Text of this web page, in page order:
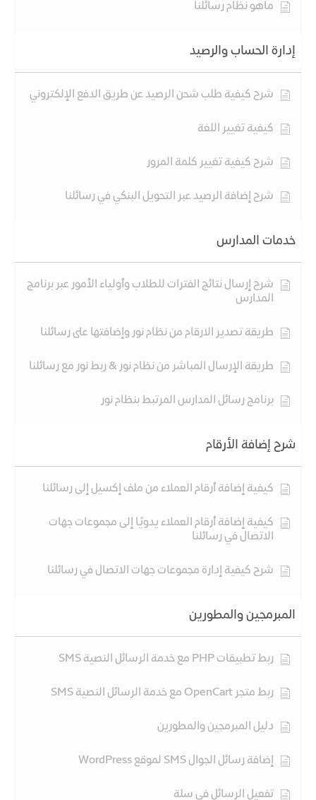
ماهو نظام رسائلنا
إدارة الحساب والرصيد
شرح كيفية طلب شحن الرصيد عن طريق الدفع الإلكتروني
كيفية تغيير اللغة
شرح كيفية تغيير كلمة المرور
شرح إضافة الرصيد عبر التحويل البنكي في رسائلنا
خدمات المدارس
شرح إرسال نتائج الفترات للطلاب وأولياء الأمور عبر برنامج
المدارس
طريقة تصدير الارقام من نظام نور وإضافتها على رسائلنا
طريقة الإرسال المباشر من نظام نور & ربط نور مع رسائلنا
برنامج رسائل المدارس المرتبط بنظام نور
شرح إضافة الأرقام
كيفية إضافة أرقام العملاء من ملف إكسيل إلى رسائلنا
كيفية إضافة أرقام العملاء يدويًا إلى مجموعات جهات
الاتصال في رسائلنا
شرح كيفية إدارة مجموعات جهات الاتصال في رسائلنا
المبرمجين والمطورين
ربط تطبيقات PHP مع خدمة الرسائل النصية SMS
ربط متجر OpenCart مع خدمة الرسائل النصية SMS
دليل المبرمجين والمطورين
إضافة رسائل الجوال SMS لموقع WordPress
تفعيل الرسائل في سلة